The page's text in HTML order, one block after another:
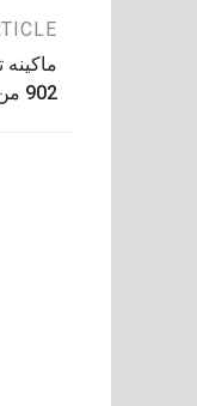
902 من نسر الشرق